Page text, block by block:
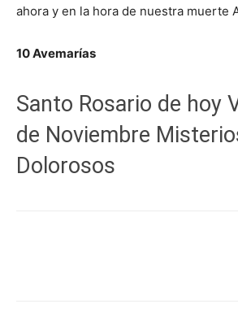
ahora y en la hora de nuestra muerte
10 Avemarías
Santo Rosario de hoy
de Noviembre
Dolorosos